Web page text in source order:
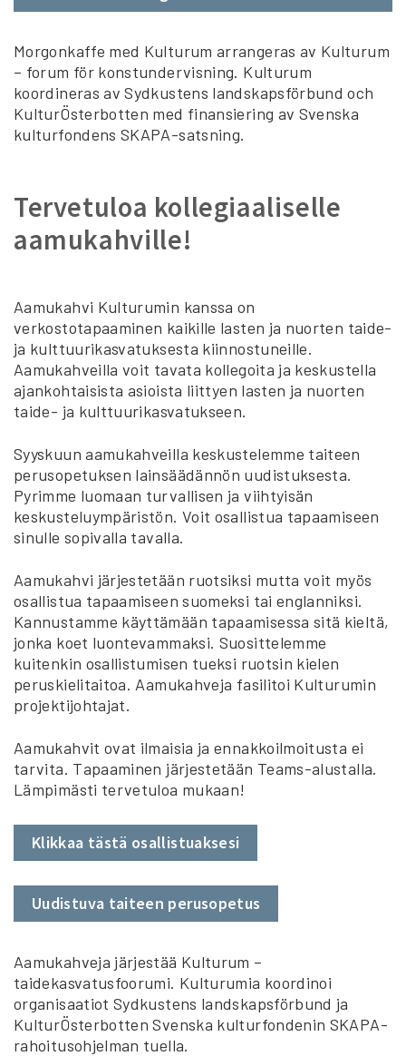
Morgonkaffe med Kulturum arrangeras av Kulturum
– forum för konstundervisning. Kulturum
koordineras av Sydkustens landskapsförbund och
KulturÖsterbotten med finansiering av Svenska
kulturfondens SKAPA-satsning.
Tervetuloa kollegiaaliselle
aamukahville!
Aamukahvi Kulturumin kanssa on
verkostotapaaminen kaikille lasten ja nuorten taide-
ja kulttuurikasvatuksesta kiinnostuneille.
Aamukahveilla voit tavata kollegoita ja keskustella
ajankohtaisista asioista liittyen lasten ja nuorten
taide- ja kulttuurikasvatukseen.
Syyskuun aamukahveilla keskustelemme taiteen
perusopetuksen lainsäädännön uudistuksesta.
Pyrimme luomaan turvallisen ja viihtyisän
keskusteluympäristön. Voit osallistua tapaamiseen
sinulle sopivalla tavalla.
Aamukahvi järjestetään ruotsiksi mutta voit myös
osallistua tapaamiseen suomeksi tai englanniksi.
Kannustamme käyttämään tapaamisessa sitä kieltä,
jonka koet luontevammaksi. Suosittelemme
kuitenkin osallistumisen tueksi ruotsin kielen
peruskielitaitoa. Aamukahveja fasilitoi Kulturumin
projektijohtajat.
Aamukahvit ovat ilmaisia ja ennakkoilmoitusta ei
tarvita. Tapaaminen järjestetään Teams-alustalla.
Lämpimästi tervetuloa mukaan!
Klikkaa tästä osallistuaksesi
Uudistuva taiteen perusopetus
Aamukahveja järjestää Kulturum –
taidekasvatusfoorumi. Kulturumia koordinoi
organisaatiot Sydkustens landskapsförbund ja
KulturÖsterbotten Svenska kulturfondenin SKAPA-
rahoitusohjelman tuella.